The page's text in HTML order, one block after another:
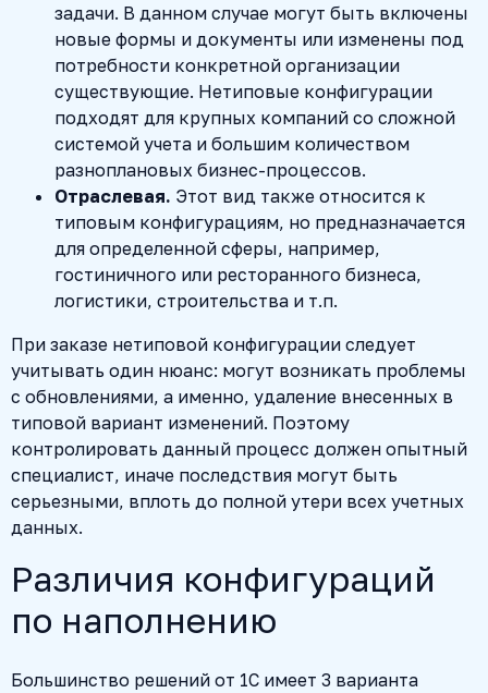
задачи. В данном случае могут быть включены
новые формы и документы или изменены под
потребности конкретной организации
существующие. Нетиповые конфигурации
подходят для крупных компаний со сложной
системой учета и большим количеством
разноплановых бизнес-процессов.
Отраслевая. Этот вид также относится к
типовым конфигурациям, но предназначается
для определенной сферы, например,
гостиничного или ресторанного бизнеса,
логистики, строительства и т.п.
При заказе нетиповой конфигурации следует
учитывать один нюанс: могут возникать проблемы
с обновлениями, а именно, удаление внесенных в
типовой вариант изменений. Поэтому
контролировать данный процесс должен опытный
специалист, иначе последствия могут быть
серьезными, вплоть до полной утери всех учетных
данных.
Различия конфигураций
по наполнению
Большинство решений от 1С имеет 3 варианта